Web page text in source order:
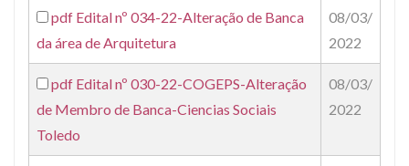
pdf Edital nº 034-22-Alteração de Banca
da área de Arquitetura
08/03/
2022
pdf Edital nº 030-22-COGEPS-Alteração
de Membro de Banca-Ciencias Sociais
Toledo
08/03/
2022